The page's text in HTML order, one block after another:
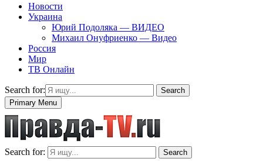
Новости
Украина
Юрий Подоляка — ВИДЕО
Михаил Онуфриенко — Видео
Россия
Мир
ТВ Онлайн
Search for:
Search
Primary Menu
Search for: Search